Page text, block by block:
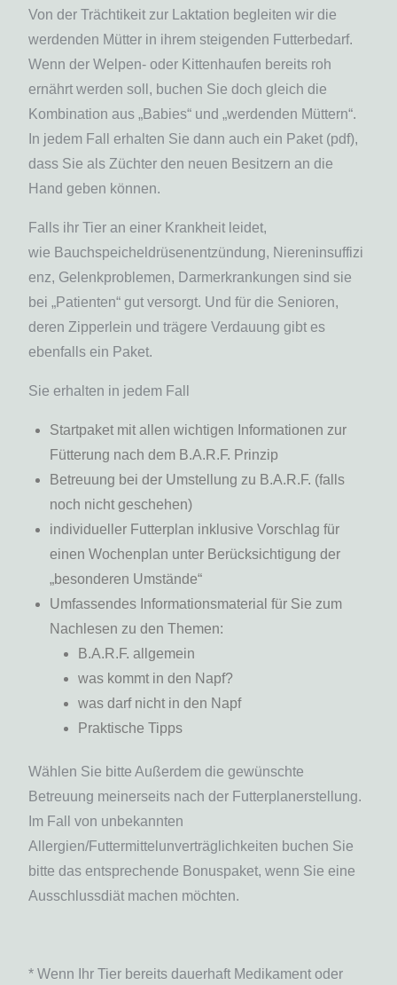
Von der Trächtikeit zur Laktation begleiten wir die
werdenden Mütter in ihrem steigenden Futterbedarf.
Wenn der Welpen- oder Kittenhaufen bereits roh
ernährt werden soll, buchen Sie doch gleich die
Kombination aus „Babies“ und „werdenden Müttern“.
In jedem Fall erhalten Sie dann auch ein Paket (pdf),
dass Sie als Züchter den neuen Besitzern an die
Hand geben können.
Falls ihr Tier an einer Krankheit leidet,
wie Bauchspeicheldrüsenentzündung, Niereninsuffizi
enz, Gelenkproblemen, Darmerkrankungen sind sie
bei „Patienten“ gut versorgt. Und für die Senioren,
deren Zipperlein und trägere Verdauung gibt es
ebenfalls ein Paket.
Sie erhalten in jedem Fall
Startpaket mit allen wichtigen Informationen zur
Fütterung nach dem B.A.R.F. Prinzip
Betreuung bei der Umstellung zu B.A.R.F. (falls
noch nicht geschehen)
individueller Futterplan inklusive Vorschlag für
einen Wochenplan unter Berücksichtigung der
„besonderen Umstände“
Umfassendes Informationsmaterial für Sie zum
Nachlesen zu den Themen:
B.A.R.F. allgemein
was kommt in den Napf?
was darf nicht in den Napf
Praktische Tipps
Wählen Sie bitte Außerdem die gewünschte
Betreuung meinerseits nach der Futterplanerstellung.
Im Fall von unbekannten
Allergien/Futtermittelunverträglichkeiten buchen Sie
bitte das entsprechende Bonuspaket, wenn Sie eine
Ausschlussdiät machen möchten.
* Wenn Ihr Tier bereits dauerhaft Medikament oder